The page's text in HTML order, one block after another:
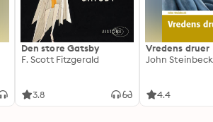
Den store Gatsby
F. Scott Fitzgerald
3.8
Vredens druer
John Steinbeck
4.4